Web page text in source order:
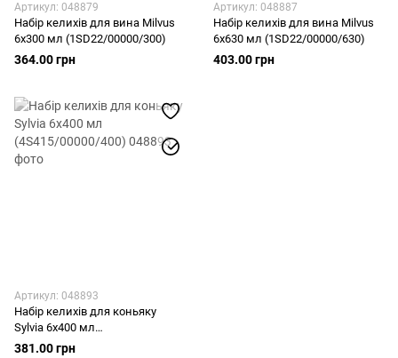
Артикул: 048879
Набір келихів для вина Milvus
6x300 мл (1SD22/00000/300)
364.00 грн
Артикул: 048887
Набір келихів для вина Milvus
6x630 мл (1SD22/00000/630)
403.00 грн
Артикул: 048893
Набір келихів для коньяку
Sylvia 6x400 мл
(4S415/00000/400)
381.00 грн